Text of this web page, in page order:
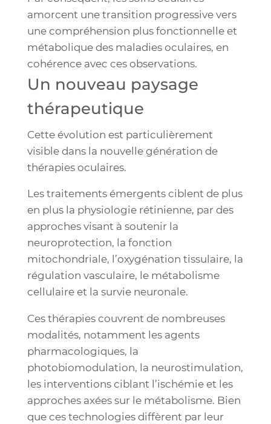
amorcent une transition progressive vers
une compréhension plus fonctionnelle et
métabolique des maladies oculaires, en
cohérence avec ces observations.
Un nouveau paysage
thérapeutique
Cette évolution est particulièrement
visible dans la nouvelle génération de
thérapies oculaires.
Les traitements émergents ciblent de plus
en plus la physiologie rétinienne, par des
approches visant à soutenir la
neuroprotection, la fonction
mitochondriale, l’oxygénation tissulaire, la
régulation vasculaire, le métabolisme
cellulaire et la survie neuronale.
Ces thérapies couvrent de nombreuses
modalités, notamment les agents
pharmacologiques, la
photobiomodulation, la neurostimulation,
les interventions ciblant l’ischémie et les
approches axées sur le métabolisme. Bien
que ces technologies diffèrent par leur